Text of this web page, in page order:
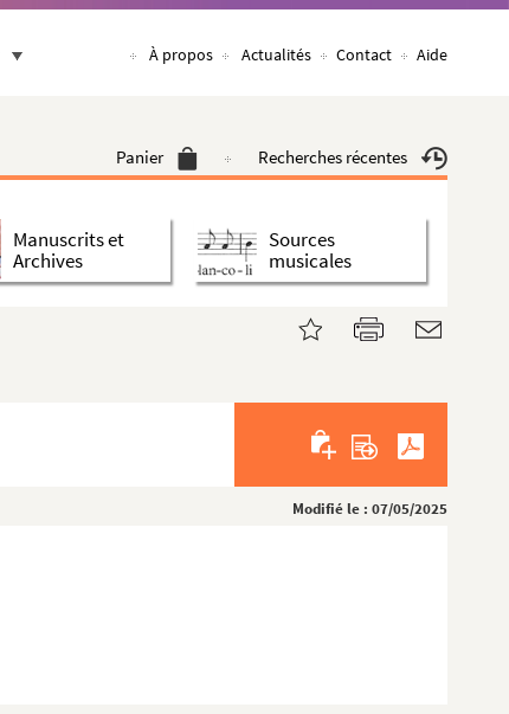
À propos Actualités Contact Aide
Panier Recherches récentes
Manuscrits et
Archives
Sources
musicales
Modifié le : 07/05/2025